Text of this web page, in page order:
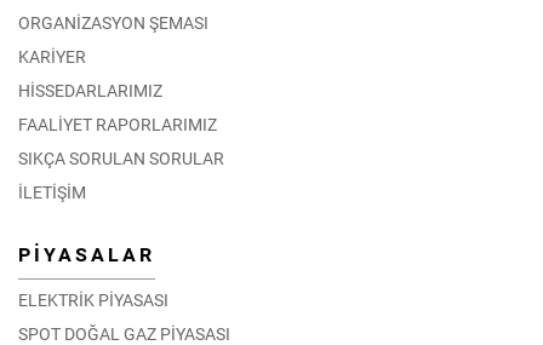
ORGANİZASYON ŞEMASI
KARİYER
HİSSEDARLARIMIZ
FAALİYET RAPORLARIMIZ
SIKÇA SORULAN SORULAR
İLETİŞİM
PİYASALAR
ELEKTRİK PİYASASI
SPOT DOĞAL GAZ PİYASASI